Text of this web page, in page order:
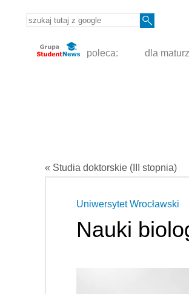
poleca: dla
« Studia doktorskie (III stopnia)
Uniwersytet Wrocławski
Nauki